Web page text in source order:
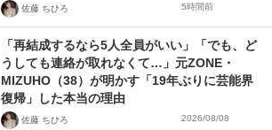
佐藤 ちひろ 5時間前
「再結成するなら5人全員がいい」「でも、ど
うしても連絡が取れなくて…」元ZONE・
MIZUHO（38）が明かす「19年ぶりに芸能界
復帰」した本当の理由
佐藤 ちひろ 2026/08/08